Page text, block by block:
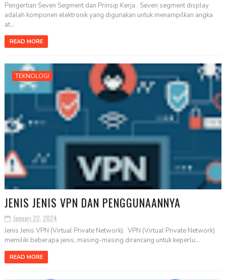
Pengertian Seven Segment dan Prinsip Kerja . Seven segment display
adalah komponen elektronik yang digunakan untuk menampilkan angka
at...
READ MORE
TEKNOLOGI
JENIS JENIS VPN DAN PENGGUNAANNYA
Januari 22, 2024
Jenis Jenis VPN (Virtual Private Network). VPN (Virtual Private Network)
memiliki beberapa jenis, masing-masing dirancang untuk keperlu...
READ MORE